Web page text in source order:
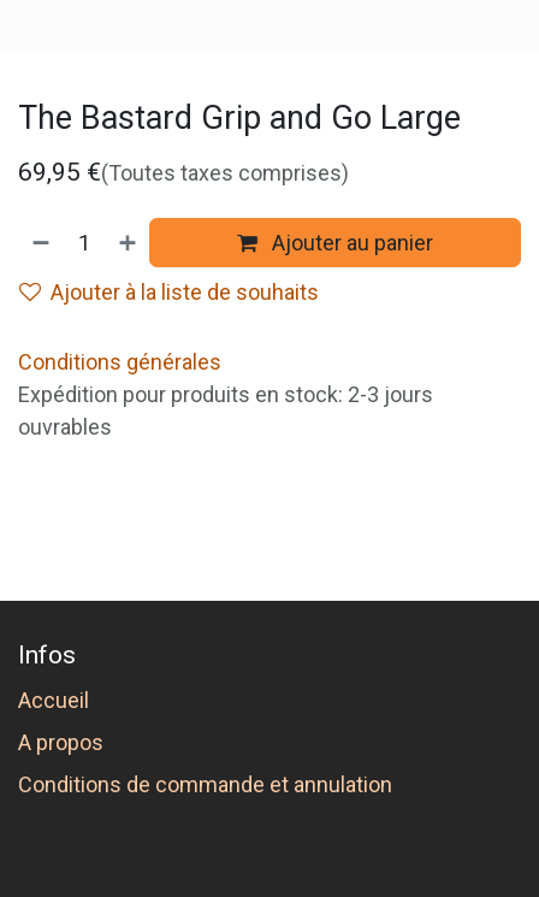
The Bastard Grip and Go Large
69,95 €(Toutes taxes comprises)
Ajouter au panier
Ajouter à la liste de souhaits
Conditions générales
Expédition pour produits en stock: 2-3 jours
ouvrables
Infos
Accueil
A propos
Conditions de commande et annulation